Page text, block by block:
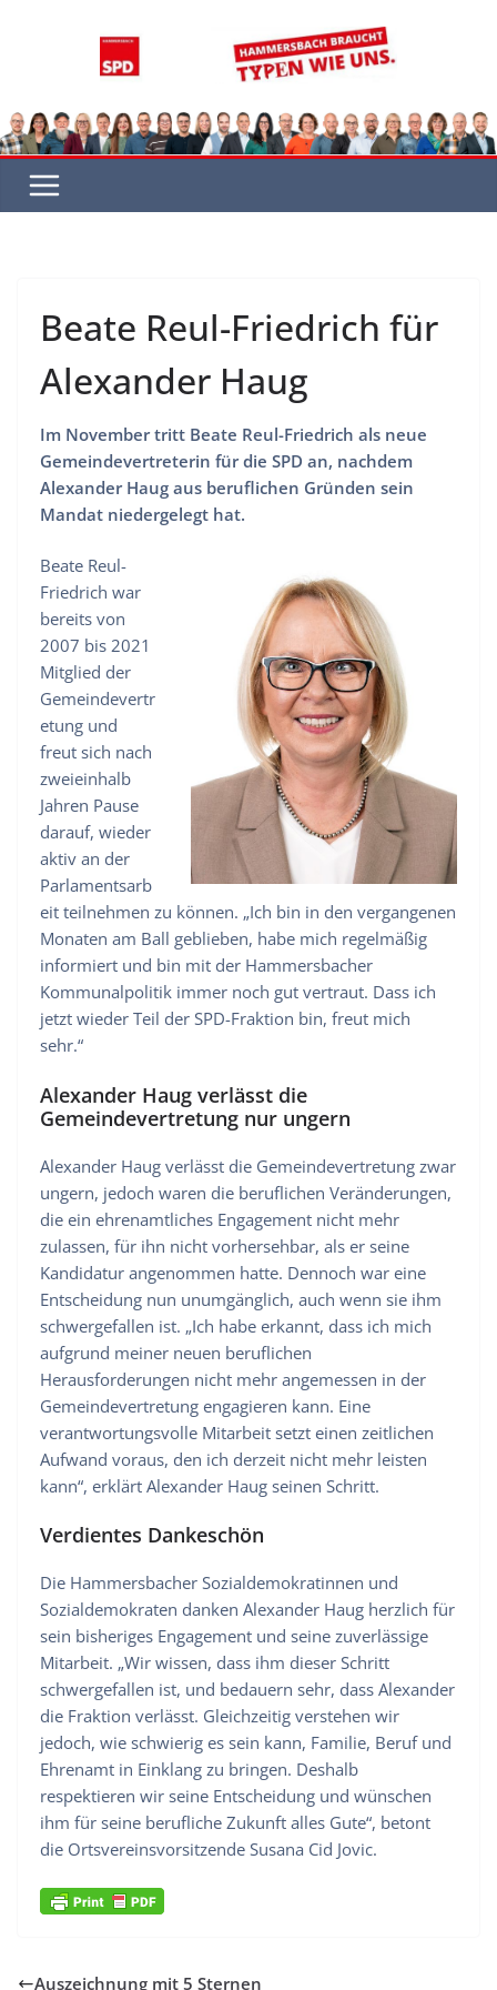
Beate Reul-Friedrich für
Alexander Haug
Im November tritt Beate Reul-Friedrich als neue
Gemeindevertreterin für die SPD an, nachdem
Alexander Haug aus beruflichen Gründen sein
Mandat niedergelegt hat.
Beate Reul-
Friedrich war
bereits von
2007 bis 2021
Mitglied der
Gemeindevertr
etung und
freut sich nach
zweieinhalb
Jahren Pause
darauf, wieder
aktiv an der
Parlamentsarb
eit teilnehmen zu können. „Ich bin in den vergangenen
Monaten am Ball geblieben, habe mich regelmäßig
informiert und bin mit der Hammersbacher
Kommunalpolitik immer noch gut vertraut. Dass ich
jetzt wieder Teil der SPD-Fraktion bin, freut mich
sehr.“
Alexander Haug verlässt die
Gemeindevertretung nur ungern
Alexander Haug verlässt die Gemeindevertretung zwar
ungern, jedoch waren die beruflichen Veränderungen,
die ein ehrenamtliches Engagement nicht mehr
zulassen, für ihn nicht vorhersehbar, als er seine
Kandidatur angenommen hatte. Dennoch war eine
Entscheidung nun unumgänglich, auch wenn sie ihm
schwergefallen ist. „Ich habe erkannt, dass ich mich
aufgrund meiner neuen beruflichen
Herausforderungen nicht mehr angemessen in der
Gemeindevertretung engagieren kann. Eine
verantwortungsvolle Mitarbeit setzt einen zeitlichen
Aufwand voraus, den ich derzeit nicht mehr leisten
kann“, erklärt Alexander Haug seinen Schritt.
Verdientes Dankeschön
Die Hammersbacher Sozialdemokratinnen und
Sozialdemokraten danken Alexander Haug herzlich für
sein bisheriges Engagement und seine zuverlässige
Mitarbeit. „Wir wissen, dass ihm dieser Schritt
schwergefallen ist, und bedauern sehr, dass Alexander
die Fraktion verlässt. Gleichzeitig verstehen wir
jedoch, wie schwierig es sein kann, Familie, Beruf und
Ehrenamt in Einklang zu bringen. Deshalb
respektieren wir seine Entscheidung und wünschen
ihm für seine berufliche Zukunft alles Gute“, betont
die Ortsvereinsvorsitzende Susana Cid Jovic.
Auszeichnung mit 5 Sternen